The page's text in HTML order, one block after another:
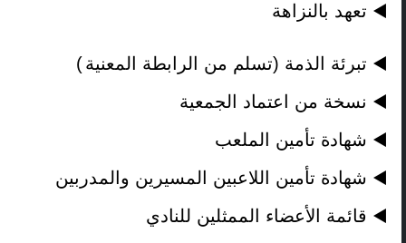
◀ تعهد بالنزاهة
◀ تبرئة الذمة (تسلم من الرابطة المعنية)
◀ نسخة من اعتماد الجمعية
◀ شهادة تأمين الملعب
◀ شهادة تأمين اللاعبين المسيرين والمدربين
◀ قائمة الأعضاء الممثلين للنادي